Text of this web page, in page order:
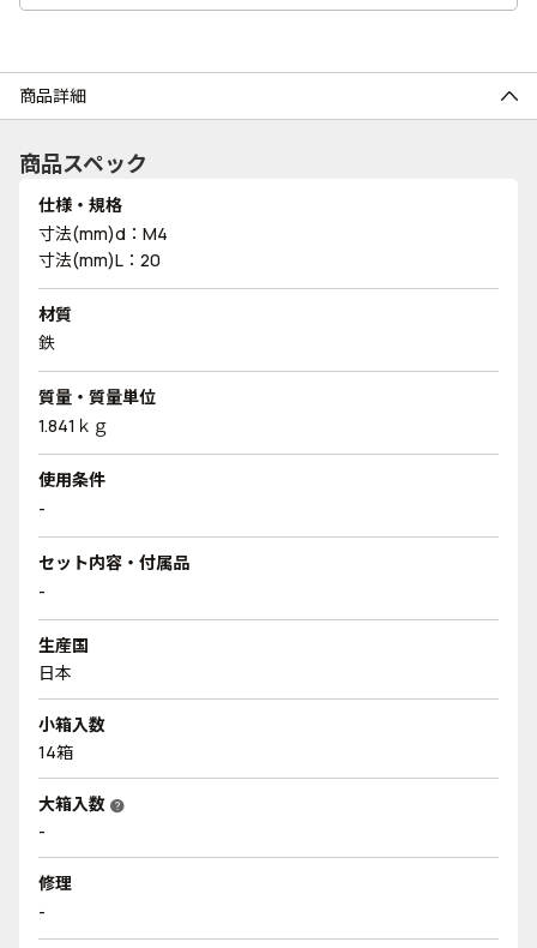
商品詳細
商品スペック
仕様・規格
寸法(mm)d：M4
寸法(mm)L：20
材質
鉄
質量・質量単位
1.841ｋｇ
使用条件
-
セット内容・付属品
-
生産国
日本
小箱入数
14箱
大箱入数 help
-
修理
-